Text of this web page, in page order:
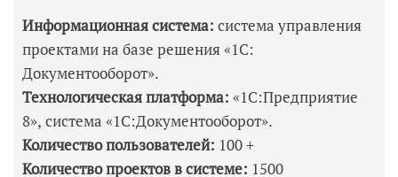
Информационная система: система управления
проектами на базе решения «1С:
Документооборот».
Технологическая платформа: «1С:Предприятие
8», система «1С:Документооборот».
Количество пользователей: 100 +
Количество проектов в системе: 1500